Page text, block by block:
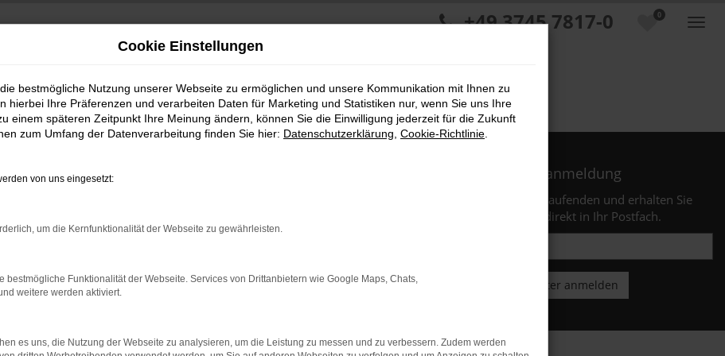
0
+49 3745 7817-0
Uhr +49 3745 7817-0 Newsletteranmeldung
Bleiben Sie stets auf dem Laufenden und erhalten Sie
Benachrichtigungen direkt in Ihr Postfach.
Cookie Einstellungen
bestmögliche Nutzung unserer Webseite zu ermöglichen und unsere Kommunikation mit Ihnen zu
hierbei Ihre Präferenzen und verarbeiten Daten für Marketing und Statistiken nur, wenn Sie uns Ihre
einem späteren Zeitpunkt Ihre Meinung ändern, können Sie die Einwilligung jederzeit für die Zukunft
zum Umfang der Datenverarbeitung finden Sie hier: Datenschutzerklärung Cookie-Richtlinie
von uns eingesetzt:
um die Kernfunktionalität der Webseite zu gewährleisten.
bestmögliche Funktionalität der Webseite. Services von Drittanbietern wie Google Maps, Chats,
weitere werden aktiviert.
es uns, die Nutzung der Webseite zu analysieren, um die Leistung zu messen und zu verbessern. Zudem werden